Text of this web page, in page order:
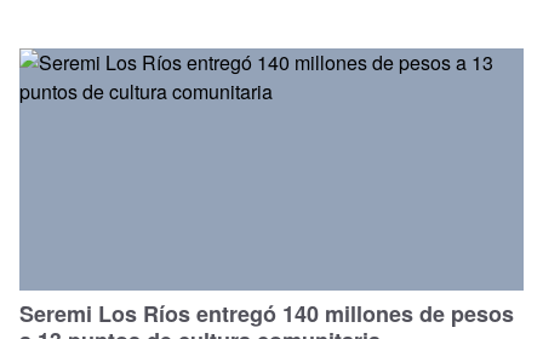
Seremi Los Ríos entregó 140 millones de pesos